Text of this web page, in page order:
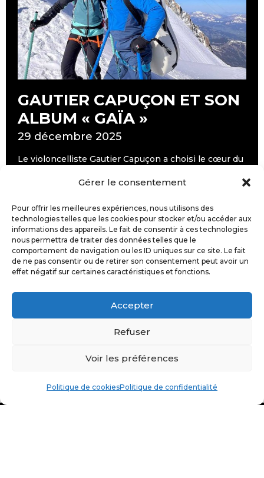
Gérer le consentement
Pour offrir les meilleures expériences, nous utilisons des
technologies telles que les cookies pour stocker et/ou accéder aux
informations des appareils. Le fait de consentir à ces technologies
nous permettra de traiter des données telles que le
comportement de navigation ou les ID uniques sur ce site. Le fait
de ne pas consentir ou de retirer son consentement peut avoir un
effet négatif sur certaines caractéristiques et fonctions.
Accepter
Refuser
Voir les préférences
Politique de cookiesPolitique de confidentialité
GAUTIER CAPUÇON ET SON
ALBUM « GAÏA »
29 décembre 2025
Le violoncelliste Gautier Capuçon a choisi le cœur du
« Sequence for Gaïa », extrait de son nouvel album
Sur le tournage de cette aventure artistique et
musicale au sommet, le célèbre musicien et toute
son équipe étaient équipés avec les bâton d’Alain !
LIRE LA SUITE »